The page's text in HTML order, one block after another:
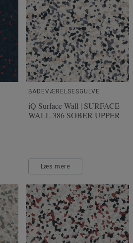
BADEVÆRELSESGULVE
iQ Surface Wall | SURFACE
WALL 386 SOBER UPPER
Læs mere